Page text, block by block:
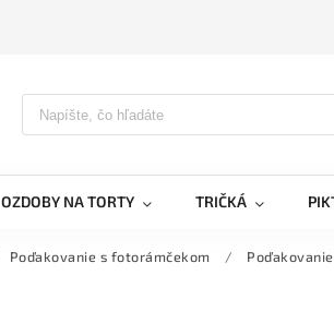
OZDOBY NA TORTY TRIČKÁ
Poďakovanie s fotorámčekom /